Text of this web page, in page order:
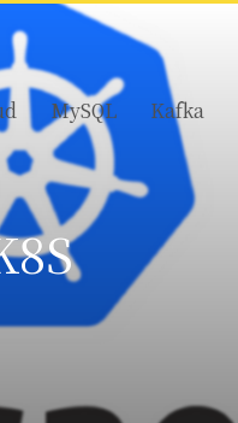
MySQL Kafka